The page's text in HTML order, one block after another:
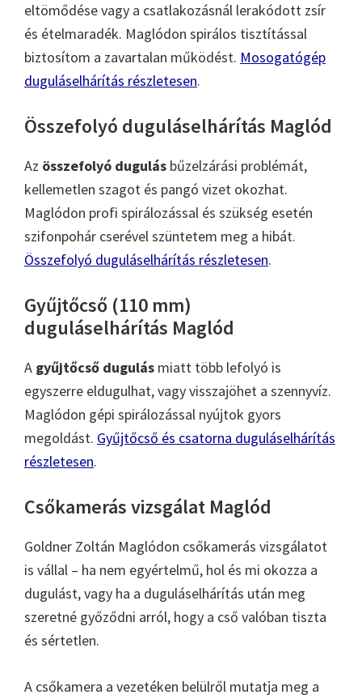
eltömődése vagy a csatlakozásnál lerakódott zsír
és ételmaradék. Maglódon spirálos tisztítással
biztosítom a zavartalan működést. Mosogatógép
duguláselhárítás részletesen.
Összefolyó duguláselhárítás Maglód
Az összefolyó dugulás bűzelzárási problémát,
kellemetlen szagot és pangó vizet okozhat.
Maglódon profi spirálozással és szükség esetén
szifonpohár cserével szüntetem meg a hibát.
Összefolyó duguláselhárítás részletesen.
Gyűjtőcső (110 mm)
duguláselhárítás Maglód
A gyűjtőcső dugulás miatt több lefolyó is
egyszerre eldugulhat, vagy visszajöhet a szennyvíz.
Maglódon gépi spirálozással nyújtok gyors
megoldást. Gyűjtőcső és csatorna duguláselhárítás
részletesen.
Csőkamerás vizsgálat Maglód
Goldner Zoltán Maglódon csőkamerás vizsgálatot
is vállal – ha nem egyértelmű, hol és mi okozza a
dugulást, vagy ha a duguláselhárítás után meg
szeretné győződni arról, hogy a cső valóban tiszta
és sértetlen.
A csőkamera a vezetéken belülről mutatja meg a